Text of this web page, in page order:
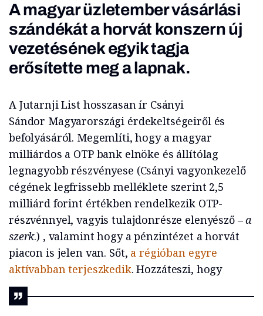
A magyar üzletember vásárlási
szándékát a horvát konszern új
vezetésének egyik tagja
erősítette meg a lapnak.
A Jutarnji List hosszasan ír Csányi
Sándor Magyarországi érdekeltségeiről és
befolyásáról. Megemlíti, hogy a magyar
milliárdos a OTP bank elnöke és állítólag
legnagyobb részvényese (Csányi vagyonkezelő
cégének legfrissebb melléklete szerint 2,5
milliárd forint értékben rendelkezik OTP-
részvénnyel, vagyis tulajdonrésze elenyésző –a
szerk.) , valamint hogy a pénzintézet a horvát
piacon is jelen van. Sőt, a régióban egyre
aktívabban terjeszkedik. Hozzáteszi, hogy